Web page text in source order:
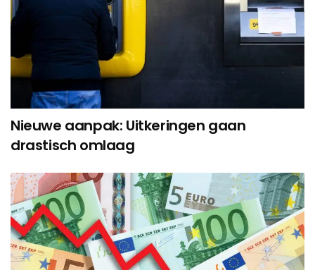
Nieuwe aanpak: Uitkeringen gaan
drastisch omlaag